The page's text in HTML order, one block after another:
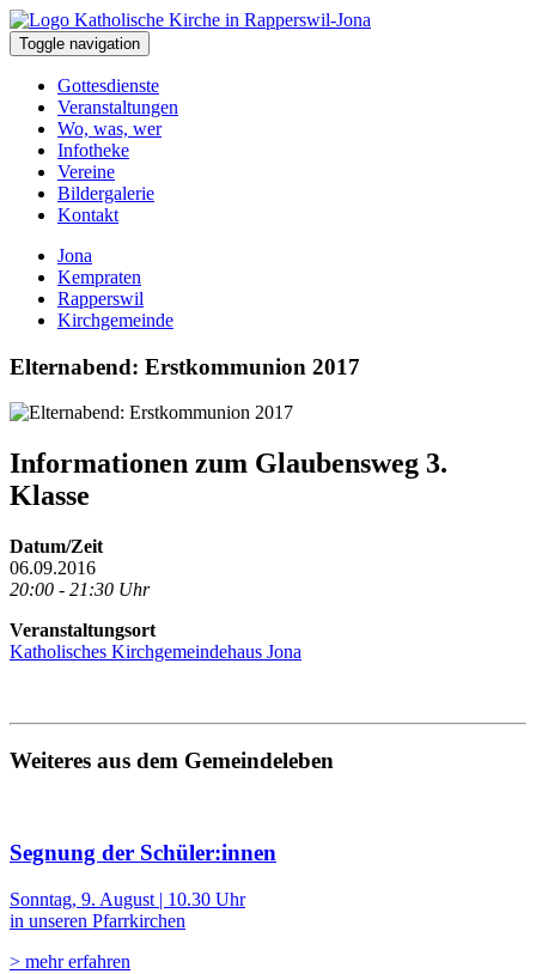
Toggle navigation
Gottesdienste
Veranstaltungen
Wo, was, wer
Infotheke
Vereine
Bildergalerie
Kontakt
Jona
Kempraten
Rapperswil
Kirchgemeinde
Elternabend: Erstkommunion 2017
Informationen zum Glaubensweg 3.
Klasse
Datum/Zeit
06.09.2016
20:00 - 21:30 Uhr
Veranstaltungsort
Katholisches Kirchgemeindehaus Jona
Weiteres aus dem Gemeindeleben
Segnung der Schüler:innen
Sonntag, 9. August | 10.30 Uhr
in unseren Pfarrkirchen
> mehr erfahren